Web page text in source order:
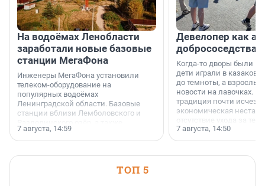
На водоёмах Ленобласти
заработали новые базовые
станции МегаФона
Инженеры МегаФона установили
телеком-оборудование на
популярных водоёмах
Ленинградской области. Базовые
станции вблизи Лемболовского и
недалеко от Большого Тосненского
водопада.
7 августа, 14:59
Девелопер как
добрососедства
Когда-то дворы были
дети играли в казаков-
до темноты, а
новости на лавочках. В
традиция почти
экономическая
отсутствие ухода за
сделали своё дело.
7 августа, 14:50
ТОП 5